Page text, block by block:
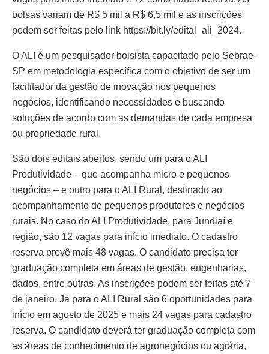
bolsas variam de R$ 5 mil a R$ 6,5 mil e as inscrições
podem ser feitas pelo link https://bit.ly/edital_ali_2024.
O ALI é um pesquisador bolsista capacitado pelo Sebrae-
SP em metodologia específica com o objetivo de ser um
facilitador da gestão de inovação nos pequenos
negócios, identificando necessidades e buscando
soluções de acordo com as demandas de cada empresa
ou propriedade rural.
São dois editais abertos, sendo um para o ALI
Produtividade – que acompanha micro e pequenos
negócios – e outro para o ALI Rural, destinado ao
acompanhamento de pequenos produtores e negócios
rurais. No caso do ALI Produtividade, para Jundiaí e
região, são 12 vagas para início imediato. O cadastro
reserva prevê mais 48 vagas. O candidato precisa ter
graduação completa em áreas de gestão, engenharias,
dados, entre outras. As inscrições podem ser feitas até 7
de janeiro. Já para o ALI Rural são 6 oportunidades para
início em agosto de 2025 e mais 24 vagas para cadastro
reserva. O candidato deverá ter graduação completa com
as áreas de conhecimento de agronegócios ou agrária,